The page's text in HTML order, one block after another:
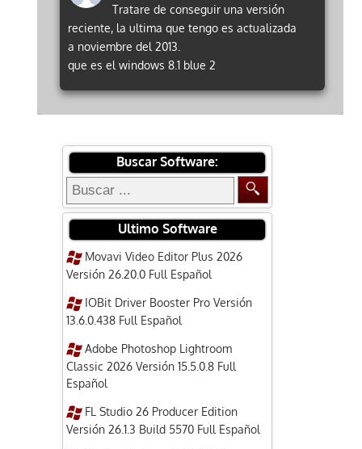
Tratare de conseguir una versión
reciente, la ultima que tengo es actualizada
a noviembre del 2013.
que es el windows 8.1 blue 2
Buscar Software:
Ultimo Software
Movavi Video Editor Plus 2026
Versión 26.20.0 Full Español
IOBit Driver Booster Pro Versión
13.6.0.438 Full Español
Adobe Photoshop Lightroom
Classic 2026 Versión 15.5.0.8 Full
Español
FL Studio 26 Producer Edition
Versión 26.1.3 Build 5570 Full Español